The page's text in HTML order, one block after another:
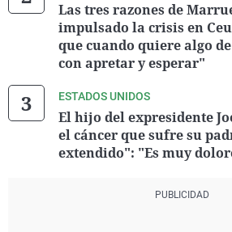
Las tres razones de
impulsado la crisis en
que cuando quiere algo
con apretar y esperar"
ESTADOS UNIDOS
El hijo del expresidente
el cáncer que sufre su
extendido": "Es muy